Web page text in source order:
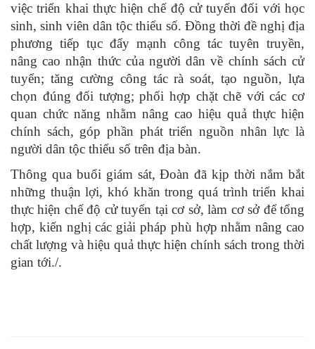
việc triển khai thực hiện chế độ cử tuyển đối với học
sinh, sinh viên dân tộc thiểu số. Đồng thời đề nghị địa
phương tiếp tục đẩy mạnh công tác tuyên truyền,
nâng cao nhận thức của người dân về chính sách cử
tuyển; tăng cường công tác rà soát, tạo nguồn, lựa
chọn đúng đối tượng; phối hợp chặt chẽ với các cơ
quan chức năng nhằm nâng cao hiệu quả thực hiện
chính sách, góp phần phát triển nguồn nhân lực là
người dân tộc thiểu số trên địa bàn.
Thông qua buổi giám sát, Đoàn đã kịp thời nắm bắt
những thuận lợi, khó khăn trong quá trình triển khai
thực hiện chế độ cử tuyển tại cơ sở, làm cơ sở để tổng
hợp, kiến nghị các giải pháp phù hợp nhằm nâng cao
chất lượng và hiệu quả thực hiện chính sách trong thời
gian tới./.